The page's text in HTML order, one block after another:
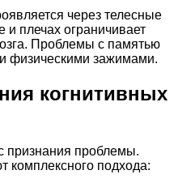
через телесные
плечах ограничивает
Проблемы с памятью
физическими зажимами.
когнитивных
признания проблемы.
комплексного подхода: